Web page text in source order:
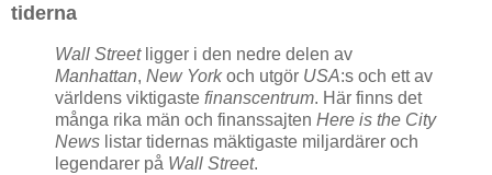
tiderna
Wall Streetligger i den nedre delen av
Manhattan, New Yorkoch utgör USA:s och ett av
världens viktigaste finanscentrum. Här finns det
många rika män och finanssajten Here is the City
News listar tidernas mäktigaste miljardärer och
legendarer på Wall Street.